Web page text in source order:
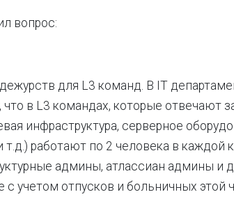
вопрос:
для L3 команд. В IT
в L3 командах, которые отвечают
инфраструктура, серверное
работают по 2 человека в каждой
админы, атлассиан админы и
с учетом отпусков и больничных этой